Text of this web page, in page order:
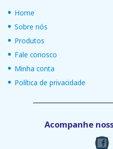
Home
Sobre nós
Produtos
Fale conosco
Minha conta
Política de privacidade
Acompanhe